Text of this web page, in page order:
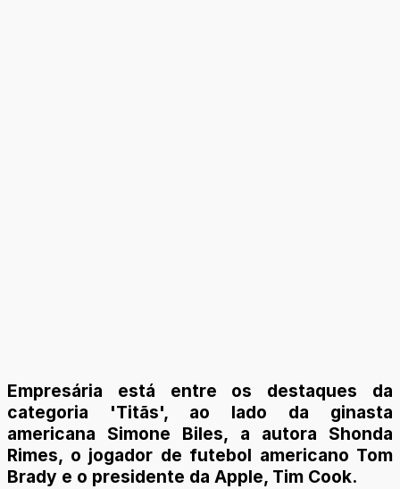
Empresária está entre os destaques da
categoria 'Titãs', ao lado da ginasta
americana Simone Biles, a autora Shonda
Rimes, o jogador de futebol americano Tom
Brady e o presidente da Apple, Tim Cook.